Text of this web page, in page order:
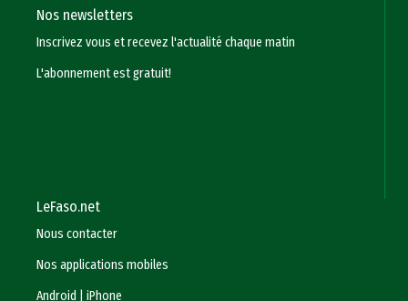
Nos newsletters
Inscrivez vous et recevez l'actualité chaque matin
L'abonnement est gratuit!
LeFaso.net
Nous contacter
Nos applications mobiles
Android
|iPhone